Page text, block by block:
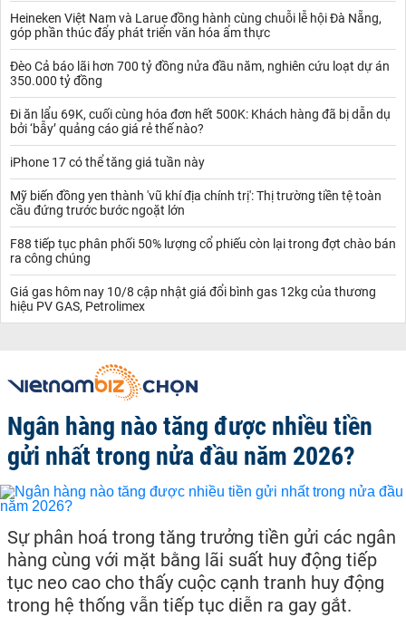
Heineken Việt Nam và Larue đồng hành cùng chuỗi lễ hội Đà Nẵng,
góp phần thúc đẩy phát triển văn hóa ẩm thực
Đèo Cả báo lãi hơn 700 tỷ đồng nửa đầu năm, nghiên cứu loạt dự án
350.000 tỷ đồng
Đi ăn lẩu 69K, cuối cùng hóa đơn hết 500K: Khách hàng đã bị dẫn dụ
bởi ‘bẫy’ quảng cáo giá rẻ thế nào?
iPhone 17 có thể tăng giá tuần này
Mỹ biến đồng yen thành 'vũ khí địa chính trị': Thị trường tiền tệ toàn
cầu đứng trước bước ngoặt lớn
F88 tiếp tục phân phối 50% lượng cổ phiếu còn lại trong đợt chào bán
ra công chúng
Giá gas hôm nay 10/8 cập nhật giá đổi bình gas 12kg của thương
hiệu PV GAS, Petrolimex
Ngân hàng nào tăng được nhiều tiền
gửi nhất trong nửa đầu năm 2026?
Sự phân hoá trong tăng trưởng tiền gửi các ngân
hàng cùng với mặt bằng lãi suất huy động tiếp
tục neo cao cho thấy cuộc cạnh tranh huy động
trong hệ thống vẫn tiếp tục diễn ra gay gắt.